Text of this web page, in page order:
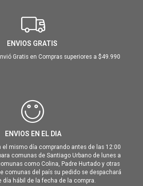
ENVIOS GRATIS
Gratis en Compras superiores a $49.990
ENVIOS EN EL DIA
el mismo día comprando antes de las 12:00
comunas de Santiago Urbano de lunes a
como Colina, Padre Hurtado y otras
comunas del país su pedido se despachará
día hábil de la fecha de la compra.